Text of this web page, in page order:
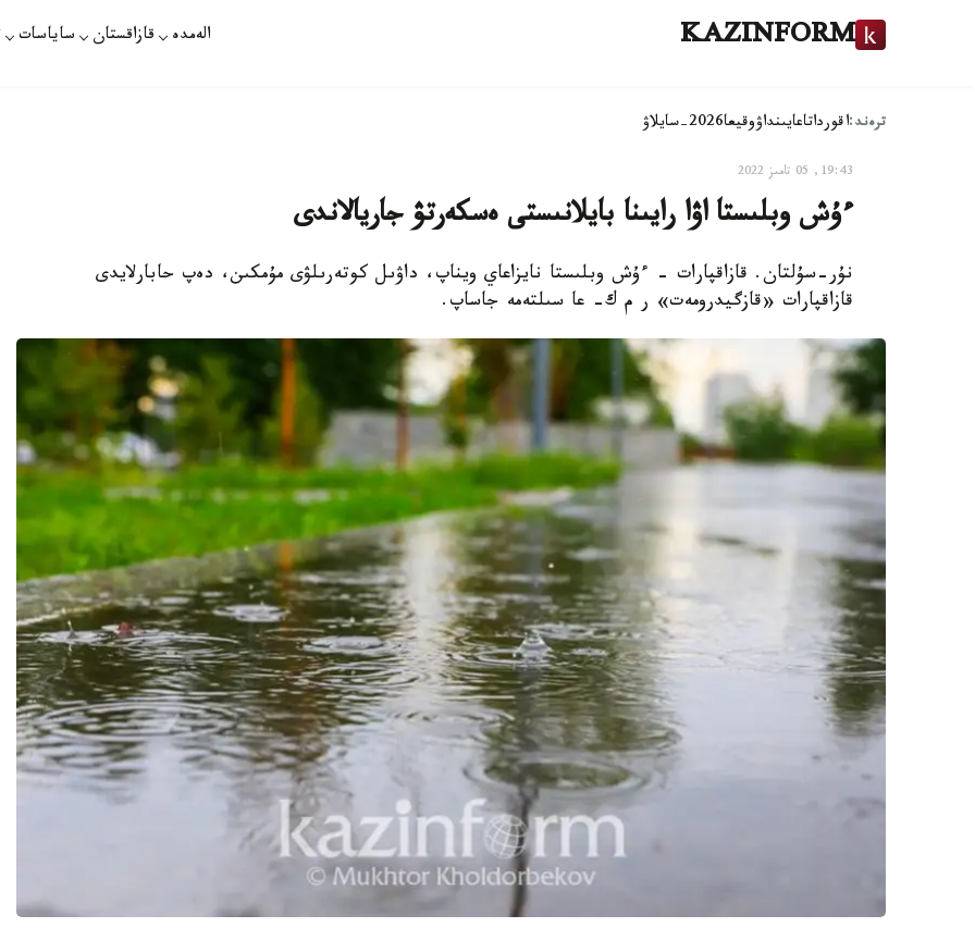
KAZINFORM الەمدە قازاقستان ساياسات
ترەند:اقورداتاعايىنداۋوقيعا2026-سايلاۋ
19:43, 05 تامىز 2022
ءۇش وبلىستا اۋا رايىنا بايلانىستى ەسكەرتۋ جاريالاندى
نۇر-سۇلتان. قازاقپارات - ءۇش وبلىستا نايزاعاي ويناپ، داۋىل كوتەرىلۋى مۇمكىن، دەپ حابارلايدى
قازاقپارات «قازگيدرومەت» ر م ك- عا سىلتەمە جاساپ.